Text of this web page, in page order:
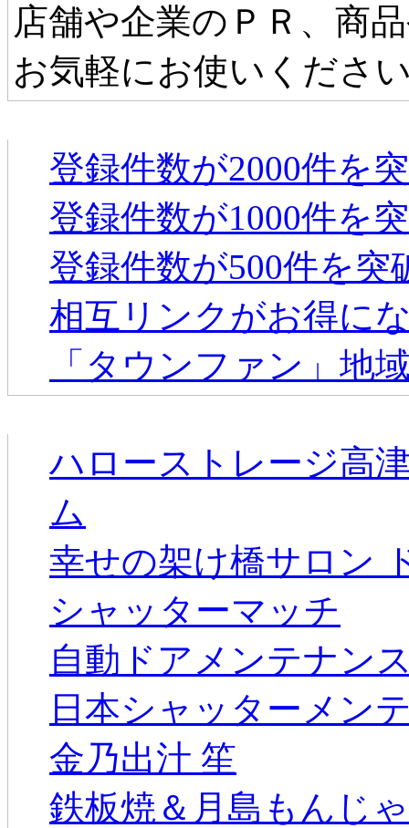
店舗や企業のＰＲ、商
お気軽にお使いくださ
登録件数が2000件を
登録件数が1000件を
登録件数が500件を突
相互リンクがお得に
「タウンファン」地
ハローストレージ高
ム
幸せの架け橋サロン
シャッターマッチ
自動ドアメンテナン
日本シャッターメン
金乃出汁 笙
鉄板焼＆月島もんじ